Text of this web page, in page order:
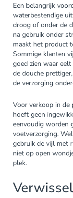
Een belangrijk
waterbestendige
droog of onder de
na gebruik onder
maakt het product
Sommige klanten
goed zien waar
de douche
de verzorging
Voor verkoop in de
hoeft geen
eenvoudig worden
voetverzorging.
gebruik de vijl met
niet op open
plek.